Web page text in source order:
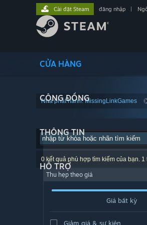
CỬA HÀNG
CỘNG ĐỒNG
THÔNG TIN
HỖ TRỢ
Cài đặt Steam đăng nhập
Nhà phát hành: MissingLinkGames
0 kết quả phù hợp tìm kiếm của bạn.
Thu hẹp theo giá
Giá bất kỳ
Giảm giá & sự kiện